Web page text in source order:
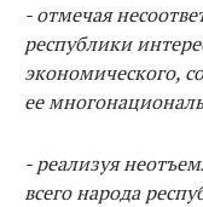
- отмечая
республики
экономического,
ее
- реализуя
всего народа